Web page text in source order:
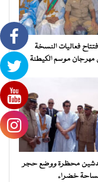
فعاليات النسخة
مهرجان موسم الكيطنة
محظرة ووضع حجر
خضراء